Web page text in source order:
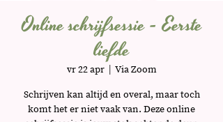
Online schrijfsessie - Eerste
liefde
vr 22 apr
  |
Via Zoom
Schrijven kan altijd en overal, maar toch
komt het er niet vaak van. Deze online